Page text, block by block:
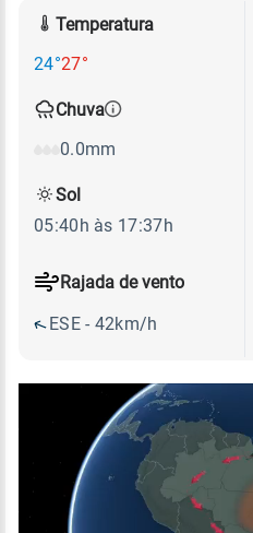
Temperatura
24°27°
Chuva
0.0mm
Rajada de vento
ESE - 42km/h
Sol
05:40h às 17:37h